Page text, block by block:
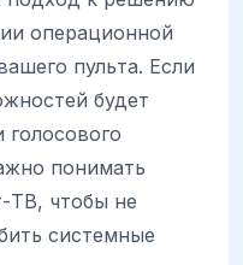
операционной
пульта. Если
будет
понимать
ТВ, чтобы не
системные